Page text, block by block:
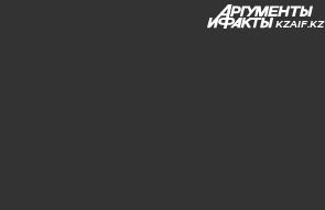
KZAIF.KZ